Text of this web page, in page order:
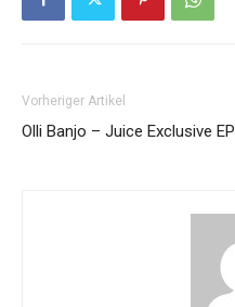
Vorheriger Artikel
Olli Banjo – Juice Exclusive EP